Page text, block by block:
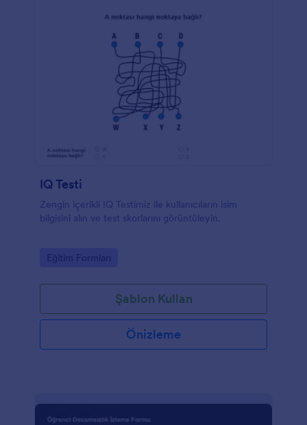
IQ Testi
Zengin içerikli IQ Testimiz ile kullanıcıların isim
bilgisini alın ve test skorlarını görüntüleyin.
Go to Category:
Eğitim Formları
Şablon Kullan
Önizleme